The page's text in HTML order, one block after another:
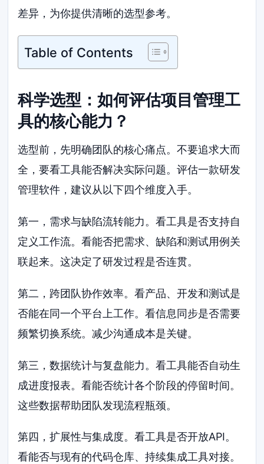
差异，为你提供清晰的选型参考。
Table of Contents
科学选型：如何评估项目管理工
具的核心能力？
选型前，先明确团队的核心痛点。不要追求大而
全，要看工具能否解决实际问题。评估一款研发
管理软件，建议从以下四个维度入手。
第一，需求与缺陷流转能力。看工具是否支持自
定义工作流。看能否把需求、缺陷和测试用例关
联起来。这决定了研发过程是否连贯。
第二，跨团队协作效率。看产品、开发和测试是
否能在同一个平台上工作。看信息同步是否需要
频繁切换系统。减少沟通成本是关键。
第三，数据统计与复盘能力。看工具能否自动生
成进度报表。看能否统计各个阶段的停留时间。
这些数据帮助团队发现流程瓶颈。
第四，扩展性与集成度。看工具是否开放API。
看能否与现有的代码仓库、持续集成工具对接。